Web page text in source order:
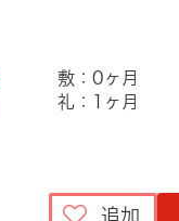
敷：0ヶ月
礼：1ヶ月
追加